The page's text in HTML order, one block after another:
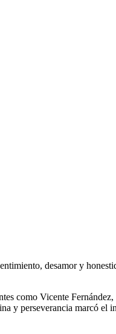
desamor y
como Vicente
y perseverancia marcó el